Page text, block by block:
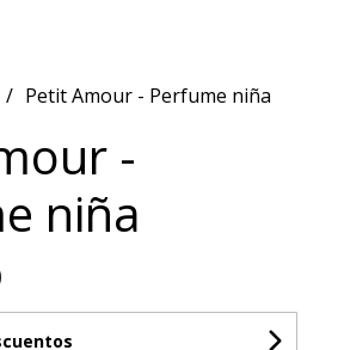
Petit Amour - Perfume niña
-
niña